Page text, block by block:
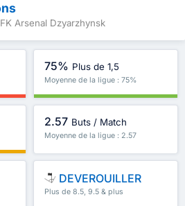
Arsenal Dzyarzhynsk
75% Plus de 1,5
Moyenne de la ligue : 75%
2.57 Buts / Match
Moyenne de la ligue : 2.57
DEVEROUILLER
Plus de 8.5, 9.5 & plus